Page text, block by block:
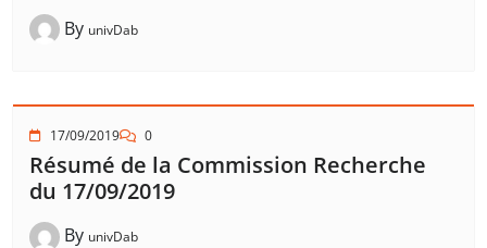
By univDab
17/09/2019 0
Résumé de la Commission Recherche
du 17/09/2019
By univDab